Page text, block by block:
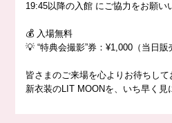
19:45以降の入館 にご協力をお願い
💰 入場無料
💡 “特典会撮影”券：¥1,000（当日販
皆さまのご来場を心よりお待ちして
新衣装のLIT MOONを、いち早く見